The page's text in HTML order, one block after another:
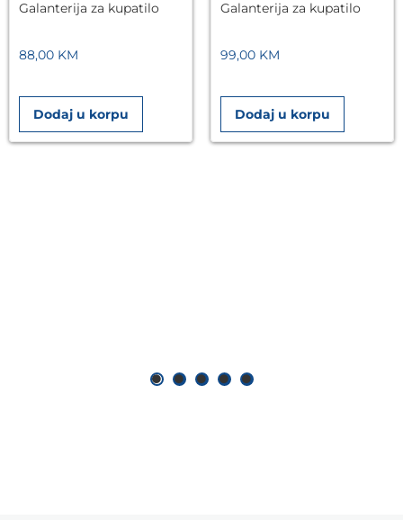
Galanterija za kupatilo
88,00 KM
Dodaj u korpu
Galanterija za kupatilo
99,00 KM
Dodaj u korpu